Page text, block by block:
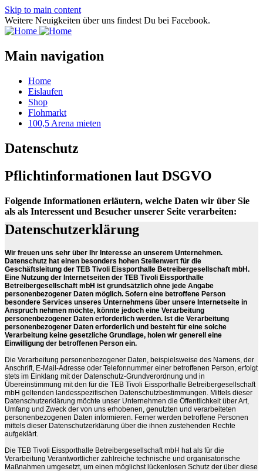
Skip to main content
Weitere Neuigkeiten über uns findest Du bei Facebook.
Main navigation
Home
Eislaufen
Shop
Flohmarkt
100,5 Arena mieten
Datenschutz
Pflichtinformationen laut DSGVO
Folgende Informationen erläutern, welche Daten wir über Sie
als als Interessent und Besucher unserer Seite verarbeiten:
Datenschutzerklärung
Wir freuen uns sehr über Ihr Interesse an unserem Unternehmen.
Datenschutz hat einen besonders hohen Stellenwert für die
Geschäftsleitung der TEB Tivoli Eissporthalle Betreibergesellschaft mbH.
Eine Nutzung der Internetseiten der TEB Tivoli Eissporthalle
Betreibergesellschaft mbH ist grundsätzlich ohne jede Angabe
personenbezogener Daten möglich. Sofern eine betroffene Person
besondere Services unseres Unternehmens über unsere Internetseite in
Anspruch nehmen möchte, könnte jedoch eine Verarbeitung
personenbezogener Daten erforderlich werden. Ist die Verarbeitung
personenbezogener Daten erforderlich und besteht für eine solche
Verarbeitung keine gesetzliche Grundlage, holen wir generell eine
Einwilligung der betroffenen Person ein.
Die Verarbeitung personenbezogener Daten, beispielsweise des Namens, der
Anschrift, E-Mail-Adresse oder Telefonnummer einer betroffenen Person, erfolgt
stets im Einklang mit der Datenschutz-Grundverordnung und in
Übereinstimmung mit den für die TEB Tivoli Eissporthalle Betreibergesellschaft
mbH geltenden landesspezifischen Datenschutzbestimmungen. Mittels dieser
Datenschutzerklärung möchte unser Unternehmen die Öffentlichkeit über Art,
Umfang und Zweck der von uns erhobenen, genutzten und verarbeiteten
personenbezogenen Daten informieren. Ferner werden betroffene Personen
mittels dieser Datenschutzerklärung über die ihnen zustehenden Rechte
aufgeklärt.
Die TEB Tivoli Eissporthalle Betreibergesellschaft mbH hat als für die
Verarbeitung Verantwortlicher zahlreiche technische und organisatorische
Maßnahmen umgesetzt, um einen möglichst lückenlosen Schutz der über diese